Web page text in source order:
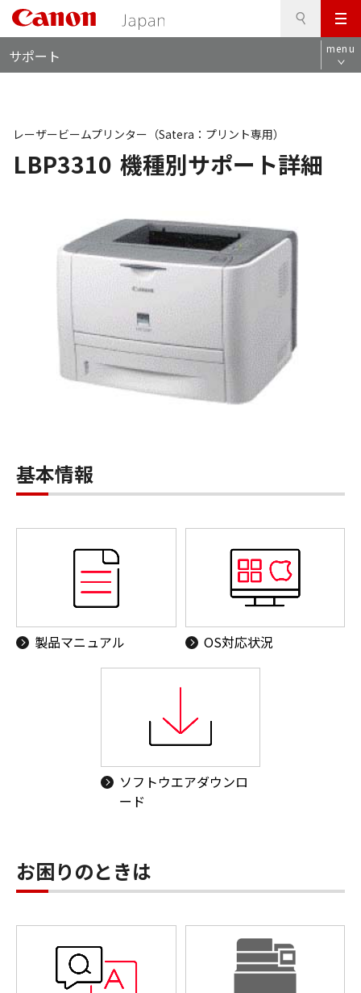
メ
ニ
ュ
サポート menu
LBP3310 機種別サポート詳細
レーザービームプリンター（Satera：プリント専用）
基本情報
製品マニュアル OS対応状況
ソフトウエアダウンロ
ード
お困りのときは